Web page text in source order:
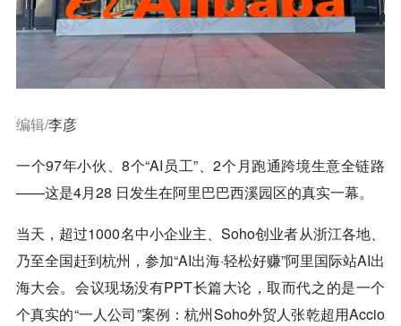
编辑/李彦
一个97年小伙、8个“AI员工”、2个月跑通跨境生意全链路
——这是4月28 日发生在阿里巴巴西溪园区的真实一幕。
当天，超过1000名中小企业主、Soho创业者从浙江各地、
乃至全国赶到杭州，参加“AI出海·轻松好赚”阿里国际站AI出
海大会。会议现场没有PPT长篇大论，取而代之的是一个
个真实的“一人公司”案例：杭州Soho外贸人张乾超用Accio